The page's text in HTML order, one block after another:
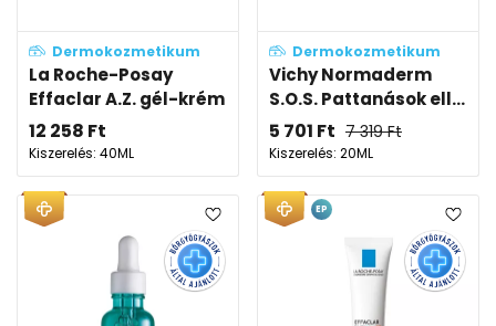
Dermokozmetikum
La Roche-Posay
Effaclar A.Z. gél-krém
12 258 Ft
Kiszerelés: 40ML
Dermokozmetikum
Vichy Normaderm
S.O.S. Pattanások ell...
5 701 Ft 7 319Ft
Kiszerelés: 20ML
EP